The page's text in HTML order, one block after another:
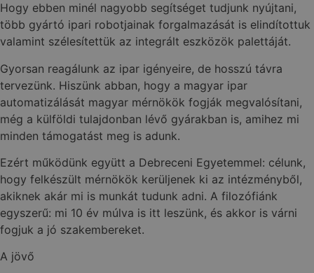
Hogy ebben minél nagyobb segítséget tudjunk nyújtani,
több gyártó ipari robotjainak forgalmazását is elindítottuk
valamint szélesítettük az integrált eszközök palettáját.
Gyorsan reagálunk az ipar igényeire, de hosszú távra
tervezünk. Hiszünk abban, hogy a magyar ipar
automatizálását magyar mérnökök fogják megvalósítani,
még a külföldi tulajdonban lévő gyárakban is, amihez mi
minden támogatást meg is adunk.
Ezért működünk együtt a Debreceni Egyetemmel: célunk,
hogy felkészült mérnökök kerüljenek ki az intézményből,
akiknek akár mi is munkát tudunk adni. A filozófiánk
egyszerű: mi 10 év múlva is itt leszünk, és akkor is várni
fogjuk a jó szakembereket.
A jövő